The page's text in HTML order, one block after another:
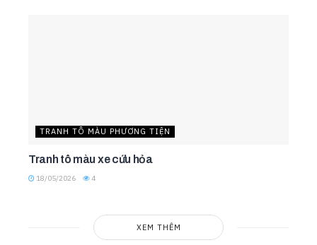
TRANH TÔ MÀU PHƯƠNG TIỆN
Tranh tô màu xe cứu hỏa
18/05/2026 4
XEM THÊM